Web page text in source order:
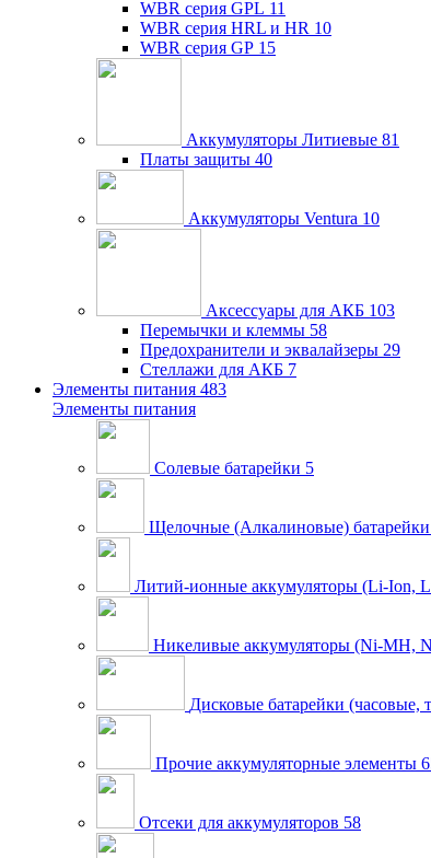
WBR серия GPL 11
WBR серия HRL и HR 10
WBR серия GP 15
Аккумуляторы Литиевые 81
Платы защиты 40
Аккумуляторы Ventura 10
Аксессуары для АКБ 103
Перемычки и клеммы 58
Предохранители и эквалайзеры 29
Стеллажи для АКБ 7
Элементы питания 483
Элементы питания
Солевые батарейки 5
Щелочные (Алкалиновые) батарейки
Литий-ионные аккумуляторы (Li-Ion,
Никеливые аккумуляторы (Ni-MH,
Дисковые батарейки (часовые,
Прочие аккумуляторные элементы
Отсеки для аккумуляторов 58